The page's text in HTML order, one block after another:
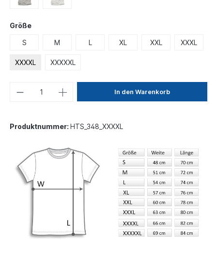
Größe
S M L XL XXL XXXL
XXXXL XXXXXL
In den Warenkorb
Produktnummer: HTS_348_XXXXL